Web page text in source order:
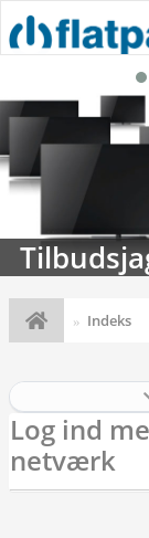
Indeks
Log ind
netværk